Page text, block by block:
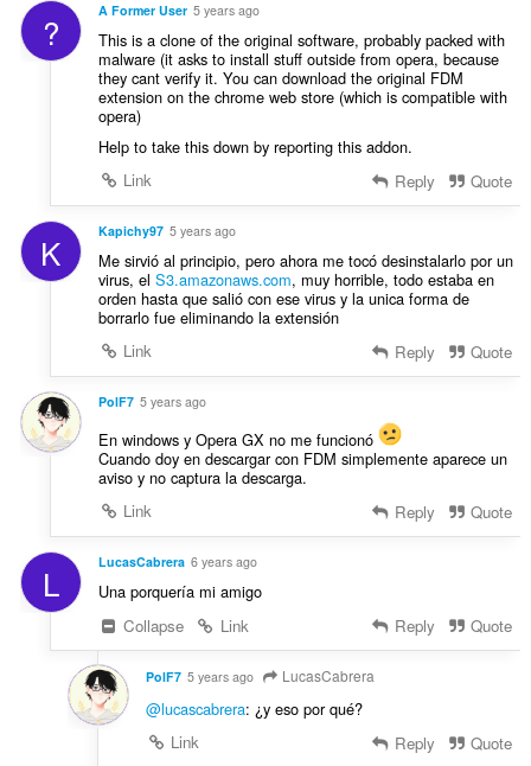
? A Former User 5 years ago
This is a clone of the original software, probably packed with
malware (it asks to install stuff outside from opera, because
they cant verify it. You can download the original FDM
extension on the chrome web store (which is compatible with
opera)
Help to take this down by reporting this addon.
Link
Reply Quote
K Kapichy97 5 years ago
Me sirvió al principio, pero ahora me tocó desinstalarlo por un
virus, el S3.amazonaws.com, muy horrible, todo estaba en
orden hasta que salió con ese virus y la unica forma de
borrarlo fue eliminando la extensión
Link
Reply Quote
PolF7 5 years ago
En windows y Opera GX no me funcionó
Cuando doy en descargar con FDM simplemente aparece un
aviso y no captura la descarga.
Link
Reply Quote
L LucasCabrera 6 years ago
Una porquería mi amigo
Collapse
Link Reply Quote
PolF7 5 years ago LucasCabrera
@lucascabrera: ¿y eso por qué?
Link
Reply Quote